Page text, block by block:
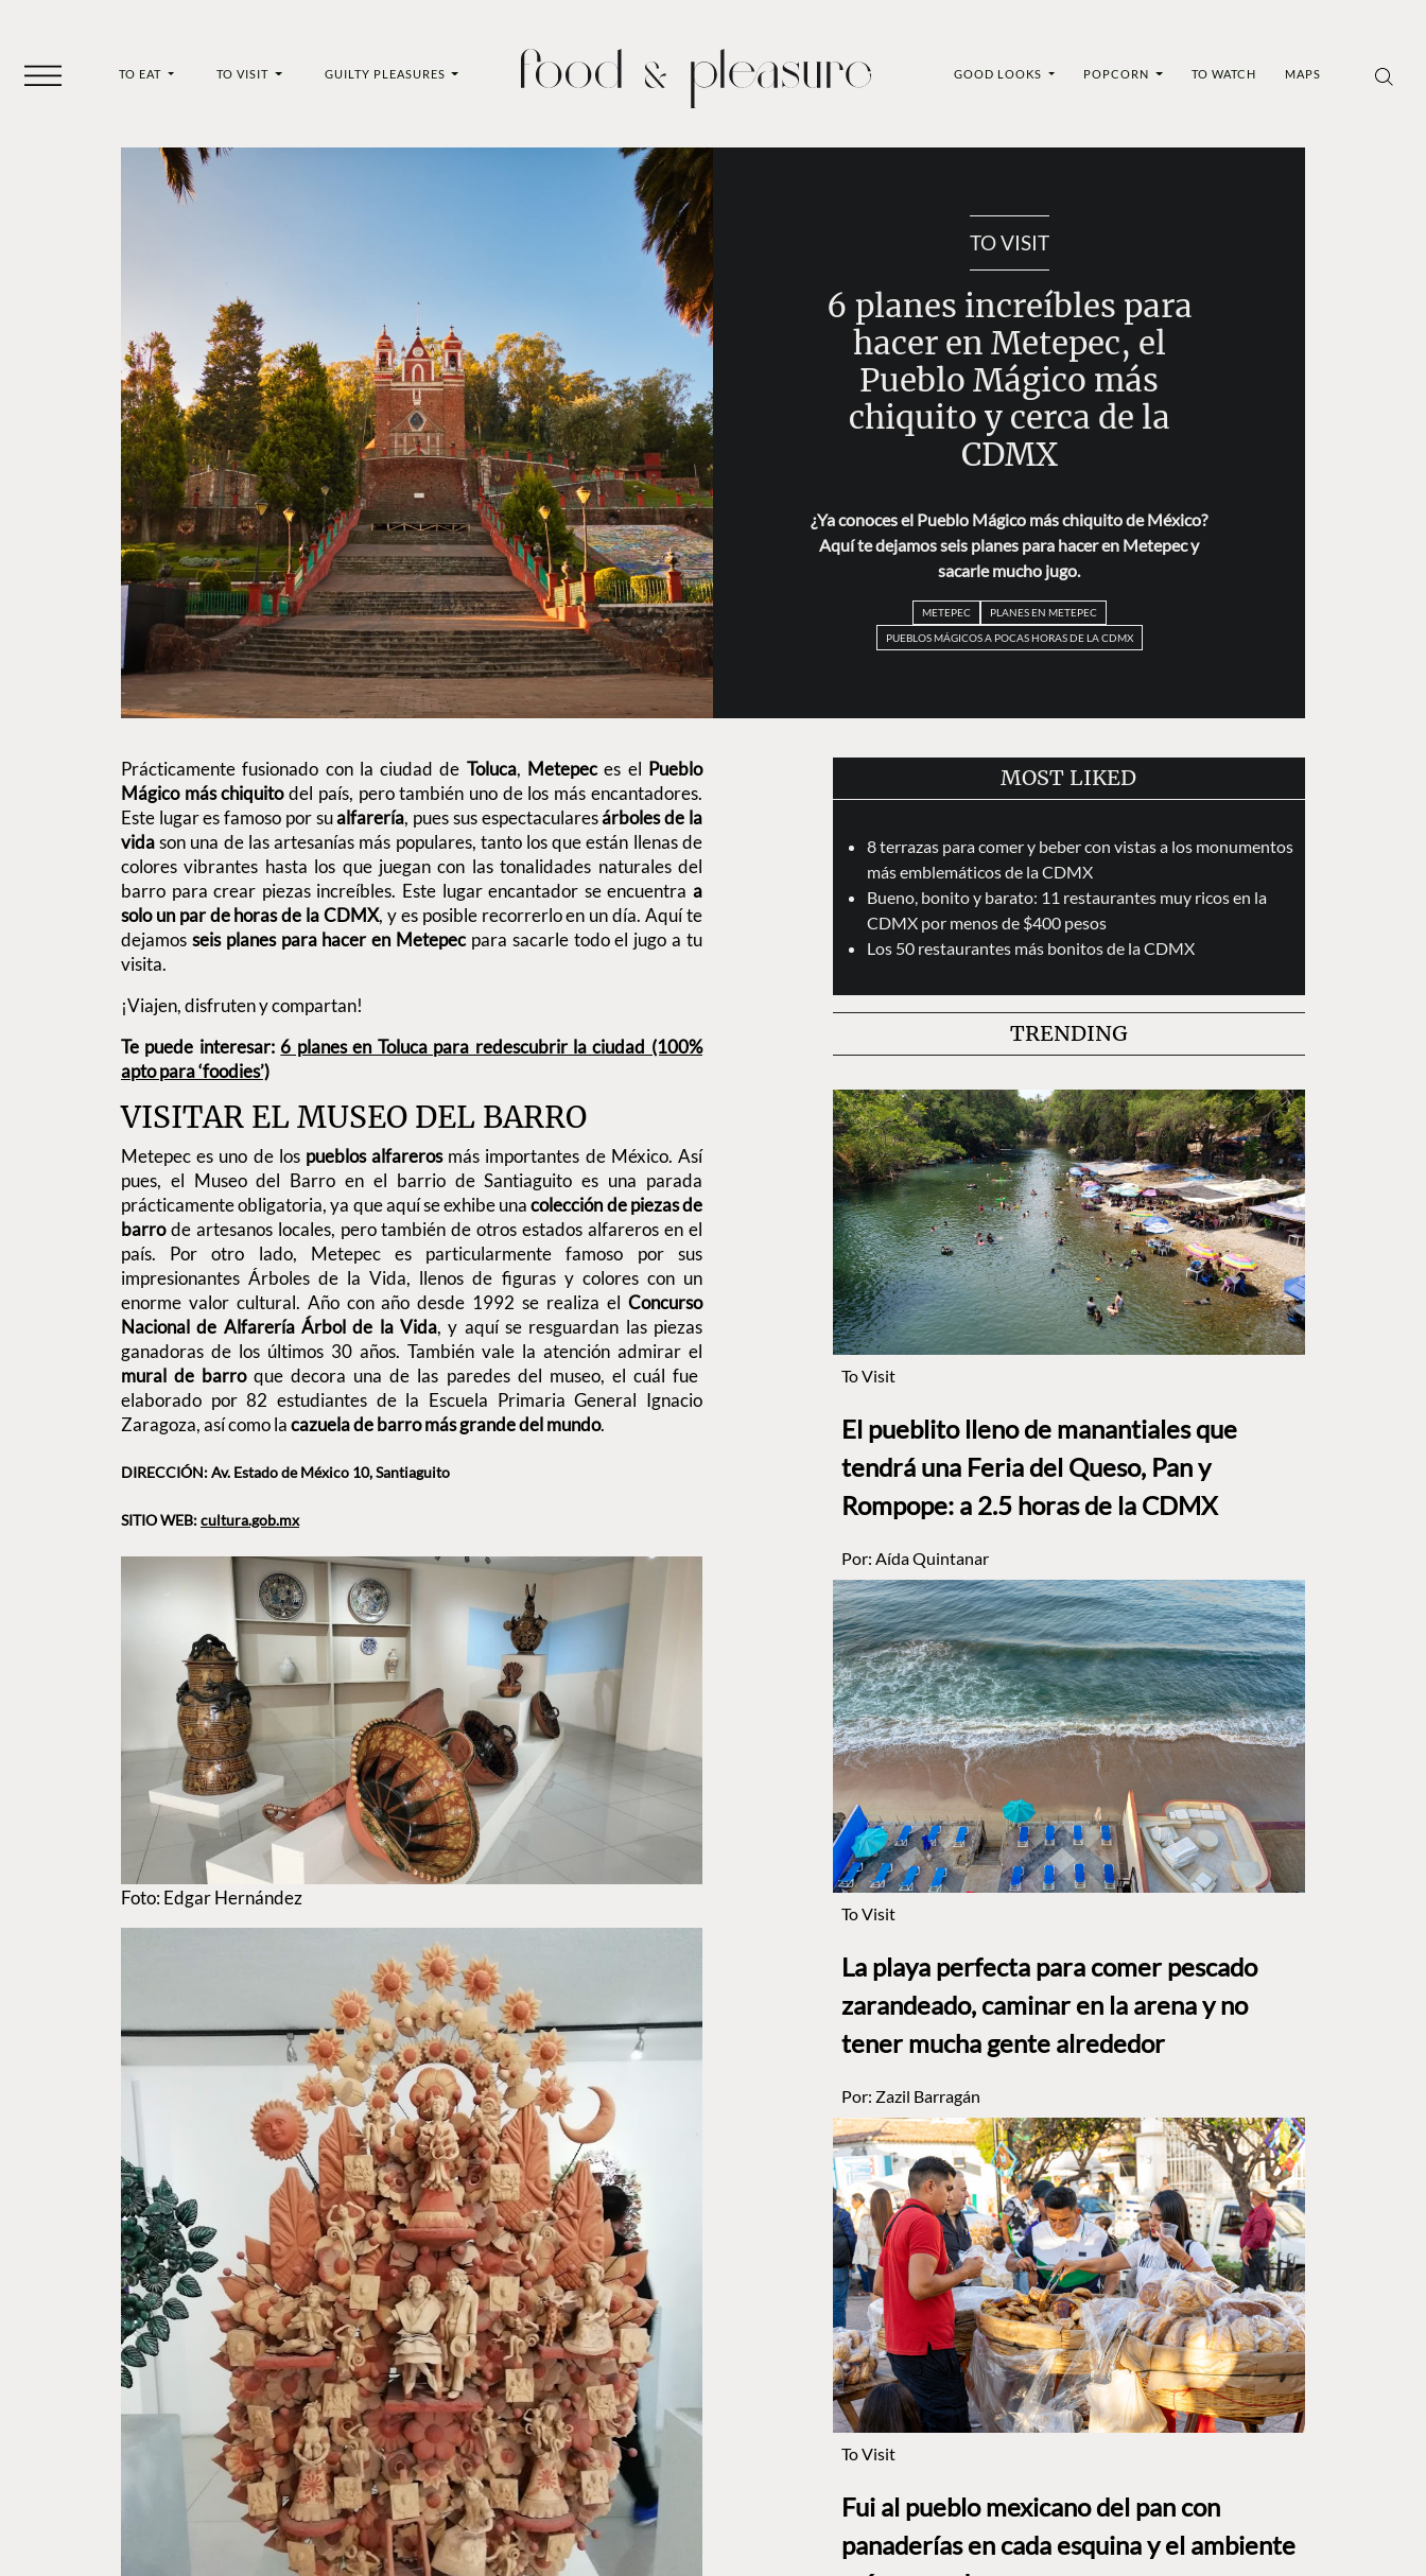
TO EAT TO VISIT GUILTY PLEASURES GOOD LOOKS POPCORN TO WATCH MAPS
TO VISIT
6 planes increíbles para
hacer en Metepec, el
Pueblo Mágico más
chiquito y cerca de la
CDMX
¿Ya conoces el Pueblo Mágico más chiquito de México?
Aquí te dejamos seis planes para hacer en Metepec y
sacarle mucho jugo.
METEPEC
PLANES EN METEPEC
PUEBLOS MÁGICOS A POCAS HORAS DE LA CDMX
Prácticamente fusionado con la ciudad de Toluca, Metepeces el Pueblo
Mágico más chiquitodel país, pero también uno de los más encantadores.
Este lugar es famoso por sualfarería, pues sus espectacularesárboles de la
vidason una de las artesanías más populares, tanto los que están llenas de
colores vibrantes hasta los que juegan con las tonalidades naturales del
barro para crear piezas increíbles. Este lugar encantador se encuentra a
solo un par de horas de la CDMX, y es posible recorrerlo en un día. Aquí te
dejamos seis planes para hacer en Metepec para sacarle todo el jugo a tu
visita.
¡Viajen, disfruten y compartan!
Te puede interesar: 6 planes en Toluca para redescubrir la ciudad (100%
apto para ‘foodies’)
VISITAR EL MUSEO DEL BARRO
Metepec es uno de los pueblos alfareros más importantes de México. Así
pues, el Museo del Barro en el barrio de Santiaguito es una parada
prácticamente obligatoria, ya que aquí se exhibe unacolección de piezas de
barrode artesanos locales, pero también de otros estados alfareros en el
país. Por otro lado, Metepec es particularmente famoso por sus
impresionantes Árboles de la Vida, llenos de figuras y colores con un
enorme valor cultural. Año con año desde 1992 se realiza el Concurso
Nacional de Alfarería Árbol de la Vida, y aquí se resguardan las piezas
ganadoras de los últimos 30 años. También vale la atención admirar el
mural de barroque decora una de las paredes del museo, el cuál fue
elaborado por 82 estudiantes de la Escuela Primaria General Ignacio
Zaragoza, así como lacazuela de barro más grande del mundo.
DIRECCIÓN: Av. Estado de México 10, Santiaguito
SITIO WEB:cultura.gob.mx
Foto: Edgar Hernández
MOST LIKED
8 terrazas para comer y beber con vistas a los monumentos
más emblemáticos de la CDMX
Bueno, bonito y barato: 11 restaurantes muy ricos en la
CDMX por menos de $400 pesos
Los 50 restaurantes más bonitos de la CDMX
TRENDING
To Visit
El pueblito lleno de manantiales que
tendrá una Feria del Queso, Pan y
Rompope: a 2.5 horas de la CDMX
Por: Aída Quintanar
To Visit
La playa perfecta para comer pescado
zarandeado, caminar en la arena y no
tener mucha gente alrededor
Por: Zazil Barragán
To Visit
Fui al pueblo mexicano del pan con
panaderías en cada esquina y el ambiente